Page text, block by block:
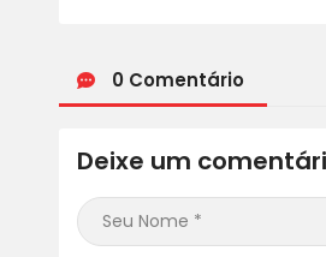
0 Comentário
Deixe um